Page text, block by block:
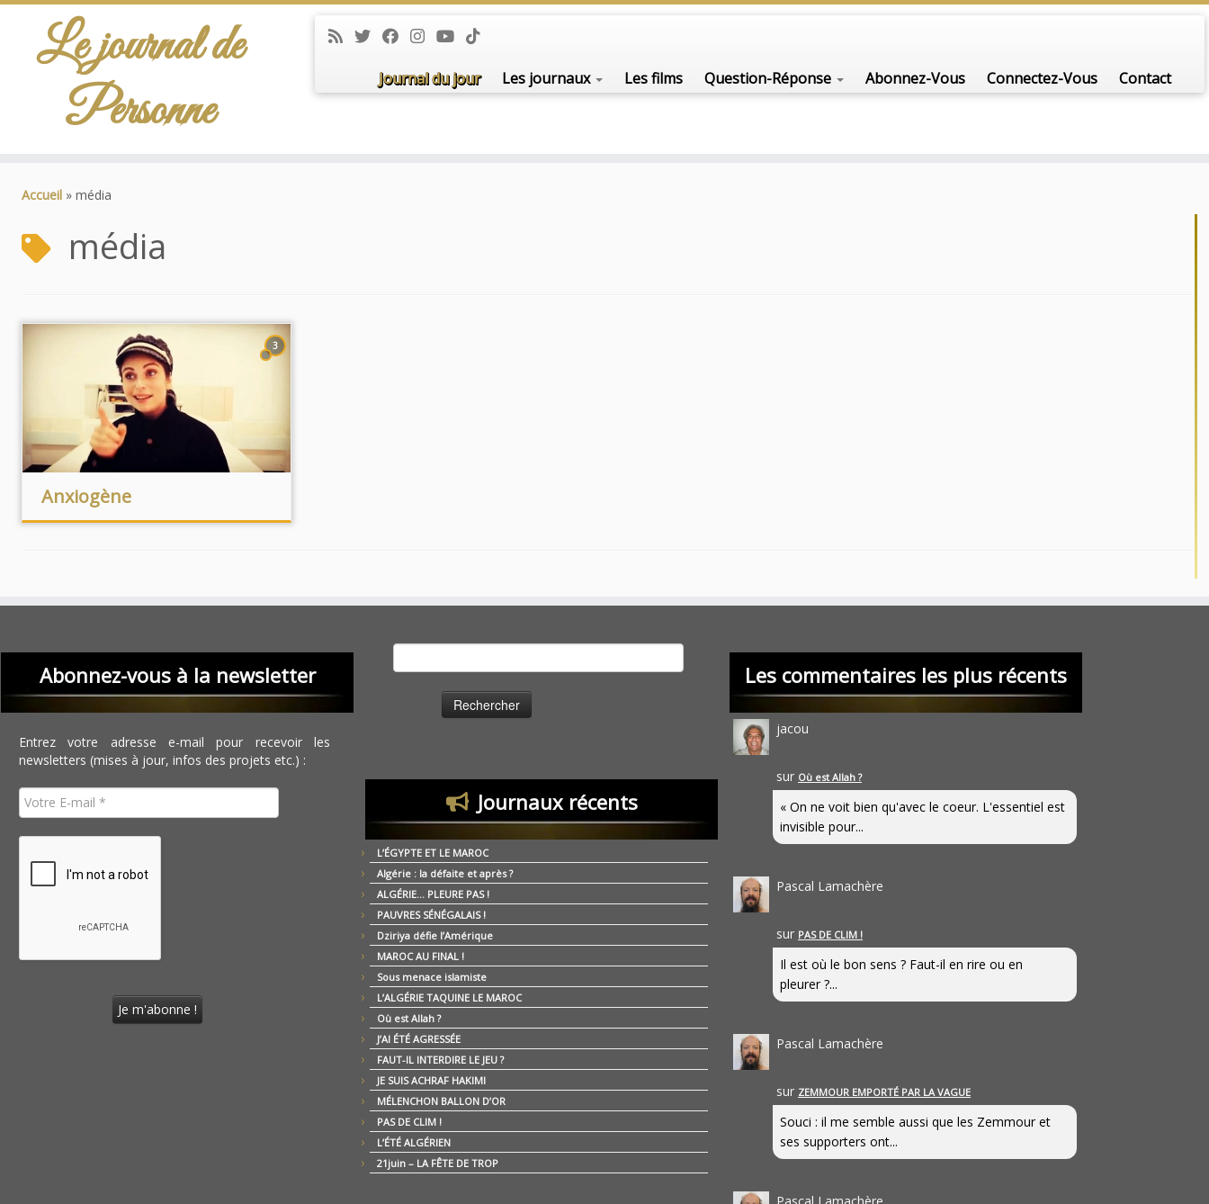
Le journal de
Personne
Journal du jour Les journaux Les films Question-Réponse Abonnez-Vous Connectez-Vous Contact
Accueil » média
média
3
Anxiogène
Abonnez-vous à la newsletter
Entrez votre adresse e-mail pour recevoir les
newsletters (mises à jour, infos des projets etc.) :
Journaux récents
L’ÉGYPTE ET LE MAROC
Algérie : la défaite et après ?
ALGÉRIE… PLEURE PAS !
PAUVRES SÉNÉGALAIS !
Dziriya défie l’Amérique
MAROC AU FINAL !
Sous menace islamiste
L’ALGÉRIE TAQUINE LE MAROC
Où est Allah ?
J’AI ÉTÉ AGRESSÉE
FAUT-IL INTERDIRE LE JEU ?
JE SUIS ACHRAF HAKIMI
MÉLENCHON BALLON D’OR
PAS DE CLIM !
L’ÉTÉ ALGÉRIEN
21juin – LA FÊTE DE TROP
Les commentaires les plus récents
jacou
sur Où est Allah ?
« On ne voit bien qu'avec le coeur. L'essentiel est
invisible pour...
Pascal Lamachère
sur PAS DE CLIM !
Il est où le bon sens ? Faut-il en rire ou en
pleurer ?...
Pascal Lamachère
sur ZEMMOUR EMPORTÉ PAR LA VAGUE
Souci : il me semble aussi que les Zemmour et
ses supporters ont...